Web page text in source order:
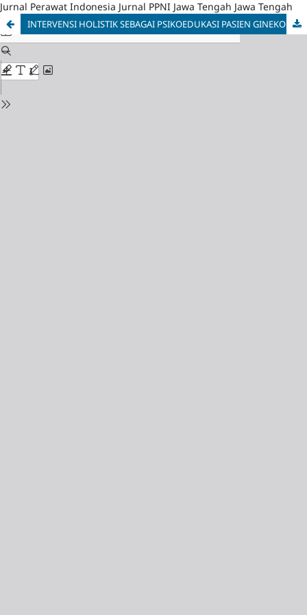
Jurnal Perawat Indonesia Jurnal PPNI Jawa Tengah Jawa Tengah
INTERVENSI HOLISTIK SEBAGAI PSIKOEDUKASI PASIEN GINEKOLOGI POST OPERASI YANG MENJALANI KEMOTERAPI: LITERATURE REVIEW